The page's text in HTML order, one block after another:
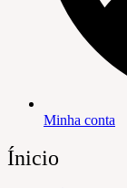
Minha conta
Ínicio